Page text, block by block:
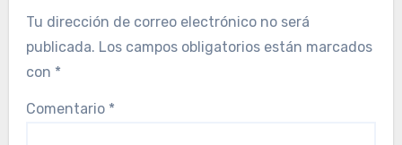
Tu dirección de correo electrónico no será
publicada. Los campos obligatorios están marcados
con *
Comentario *